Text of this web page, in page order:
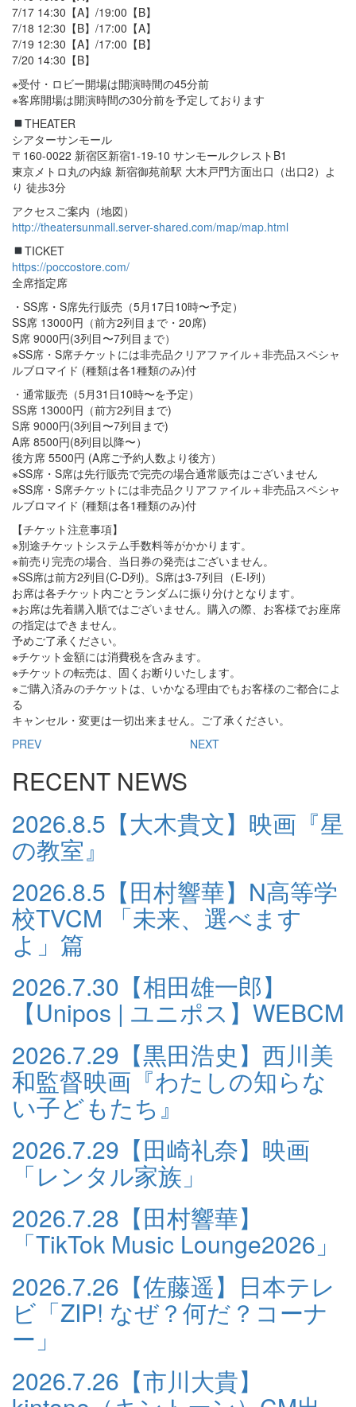
7/17 14:30【A】/19:00【B】
7/18 12:30【B】/17:00【A】
7/19 12:30【A】/17:00【B】
7/20 14:30【B】
※受付・ロビー開場は開演時間の45分前
※客席開場は開演時間の30分前を予定しております
THEATER
シアターサンモール
〒160-0022 新宿区新宿1-19-10 サンモールクレストB1
東京メトロ丸の内線 新宿御苑前駅 大木戸門方面出口（出口2）よ
り 徒歩3分
アクセスご案内（地図）
http://theatersunmall.server-shared.com/map/map.html
TICKET
https://poccostore.com/
全席指定席
・SS席・S席先行販売（5月17日10時〜予定）
SS席 13000円（前方2列目まで・20席)
S席 9000円(3列目〜7列目まで）
※SS席・S席チケットには非売品クリアファイル＋非売品スペシャ
ルブロマイド (種類は各1種類のみ)付
・通常販売（5月31日10時〜を予定）
SS席 13000円（前方2列目まで)
S席 9000円(3列目〜7列目まで)
A席 8500円(8列目以降〜）
後方席 5500円 (A席ご予約人数より後方）
※SS席・S席は先行販売で完売の場合通常販売はございません
※SS席・S席チケットには非売品クリアファイル＋非売品スペシャ
ルブロマイド (種類は各1種類のみ)付
【チケット注意事項】
※別途チケットシステム手数料等がかかります。
※前売り完売の場合、当日券の発売はございません。
※SS席は前方2列目(C-D列)。S席は3-7列目（E-I列）
お席は各チケット内ごとランダムに振り分けとなります。
※お席は先着購入順ではございません。購入の際、お客様でお座席
の指定はできません。
予めご了承ください。
※チケット金額には消費税を含みます。
※チケットの転売は、固くお断りいたします。
※ご購入済みのチケットは、いかなる理由でもお客様のご都合によ
る
キャンセル・変更は一切出来ません。ご了承ください。
PREV
NEXT
RECENT NEWS
2026.8.5 【大木貴文】映画『星
の教室』
2026.8.5 【田村響華】N高等学
校TVCM 「未来、選べます
よ」篇
2026.7.30 【相田雄一郎】
【Unipos | ユニポス】WEBCM
2026.7.29 【黒田浩史】西川美
和監督映画『わたしの知らな
い子どもたち』
2026.7.29 【田崎礼奈】映画
「レンタル家族」
2026.7.28 【田村響華】
「TikTok Music Lounge2026」
2026.7.26 【佐藤遥】日本テレ
ビ「ZIP! なぜ？何だ？コーナ
ー」
2026.7.26 【市川大貴】